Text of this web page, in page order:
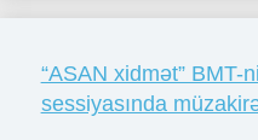
“ASAN xidmət” BMT-
sessiyasında